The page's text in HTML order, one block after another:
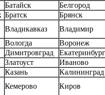
Батайск
Белгород
Братск
Брянск
Владикавказ
Владимир
Вологда
Воронеж
Димитровград
Екатеринбург
Златоуст
Иваново
Казань
Калининград
Кемерово Киров